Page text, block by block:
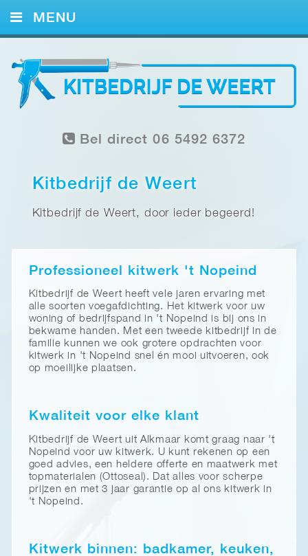
Bel direct 06 5492 6372
MENU
KITWERK
FOTO’S
REFERENTIES
Kitbedrijf de Weert
Kitbedrijf de Weert, door ieder begeerd!
Professioneel kitwerk 't Nopeind
Kitbedrijf de Weert heeft vele jaren ervaring met
alle soorten voegafdichting. Het kitwerk voor uw
woning of bedrijfspand in 't Nopeind is bij ons in
bekwame handen. Met een tweede kitbedrijf in de
familie kunnen we ook grotere opdrachten voor
kitwerk in 't Nopeind snel én mooi uitvoeren, ook
op moeilijke plaatsen.
Kwaliteit voor elke klant
Kitbedrijf de Weert uit Alkmaar komt graag naar 't
Nopeind voor uw kitwerk. U kunt rekenen op een
goed advies, een heldere offerte en maatwerk met
topmaterialen (Ottoseal). Dat alles voor scherpe
prijzen en met 3 jaar garantie op al ons kitwerk in
't Nopeind.
Kitwerk binnen: badkamer, keuken,